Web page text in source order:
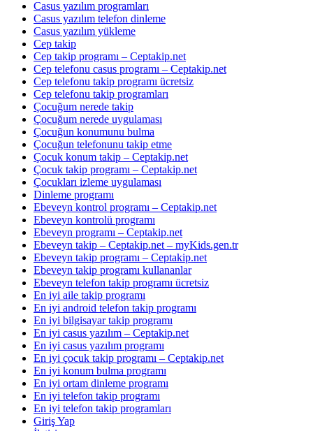
Casus yazılım programları
Casus yazılım telefon dinleme
Casus yazılım yükleme
Cep takip
Cep takip programı – Ceptakip.net
Cep telefonu casus programı – Ceptakip.net
Cep telefonu takip programı ücretsiz
Cep telefonu takip programları
Çocuğum nerede takip
Çocuğum nerede uygulaması
Çocuğun konumunu bulma
Çocuğun telefonunu takip etme
Çocuk konum takip – Ceptakip.net
Çocuk takip programı – Ceptakip.net
Çocukları izleme uygulaması
Dinleme programı
Ebeveyn kontrol programı – Ceptakip.net
Ebeveyn kontrolü programı
Ebeveyn programı – Ceptakip.net
Ebeveyn takip – Ceptakip.net – myKids.gen.tr
Ebeveyn takip programı – Ceptakip.net
Ebeveyn takip programı kullananlar
Ebeveyn telefon takip programı ücretsiz
En iyi aile takip programı
En iyi android telefon takip programı
En iyi bilgisayar takip programı
En iyi casus yazılım – Ceptakip.net
En iyi casus yazılım programı
En iyi çocuk takip programı – Ceptakip.net
En iyi konum bulma programı
En iyi ortam dinleme programı
En iyi telefon takip programı
En iyi telefon takip programları
Giriş Yap